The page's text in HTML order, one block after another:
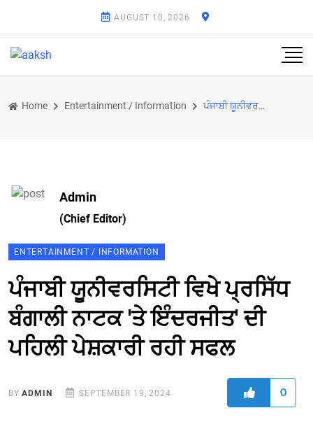
AUGUST 10, 2026
Home Entertainment / Information ਪੰਜਾਬੀ ਯੂਨੀਵਰਸਿਟੀ ਵਿਖੇ ਪ੍ਰਸਿੱਧ ਬੰਗਾਲੀ ਨਾਟਕ 'ਤੇ ਇੰਦਰਜੀਤ' ਦੀ ਪਹਿਲੀ ਪੇਸ਼ਕਾਰੀ ਰਹੀ ਸਫਲ
Admin
(Chief Editor)
ENTERTAINMENT / INFORMATION
ਪੰਜਾਬੀ ਯੂਨੀਵਰਸਿਟੀ ਵਿਖੇ ਪ੍ਰਸਿੱਧ
ਬੰਗਾਲੀ ਨਾਟਕ 'ਤੇ ਇੰਦਰਜੀਤ' ਦੀ
ਪਹਿਲੀ ਪੇਸ਼ਕਾਰੀ ਰਹੀ ਸਫਲ
BYADMIN SEPTEMBER 19, 2024 0